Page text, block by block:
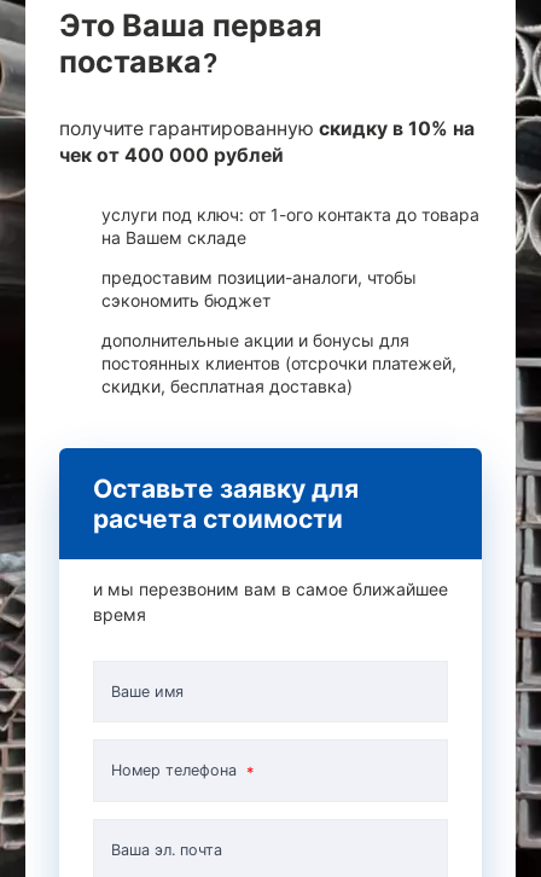
Это Ваша первая
поставка?
получите гарантированную скидку в 10% на
чек от 400 000 рублей
услуги под ключ: от 1-ого контакта до товара
на Вашем складе
предоставим позиции-аналоги, чтобы
сэкономить бюджет
дополнительные акции и бонусы для
постоянных клиентов (отсрочки платежей,
скидки, бесплатная доставка)
Оставьте заявку для
расчета стоимости
и мы перезвоним вам в самое ближайшее
время
Ваше имя
Номер телефона
Ваша эл. почта